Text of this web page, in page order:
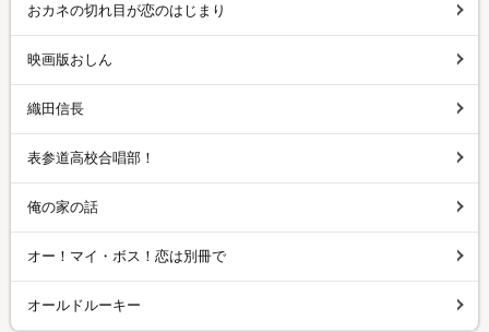
おカネの切れ目が恋のはじまり
映画版おしん
織田信長
表参道高校合唱部！
俺の家の話
オー！マイ・ボス！恋は別冊で
オールドルーキー